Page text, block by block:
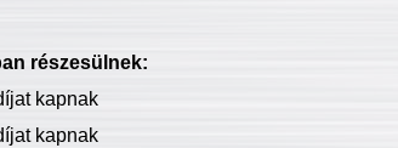
részesülnek:
kapnak
kapnak